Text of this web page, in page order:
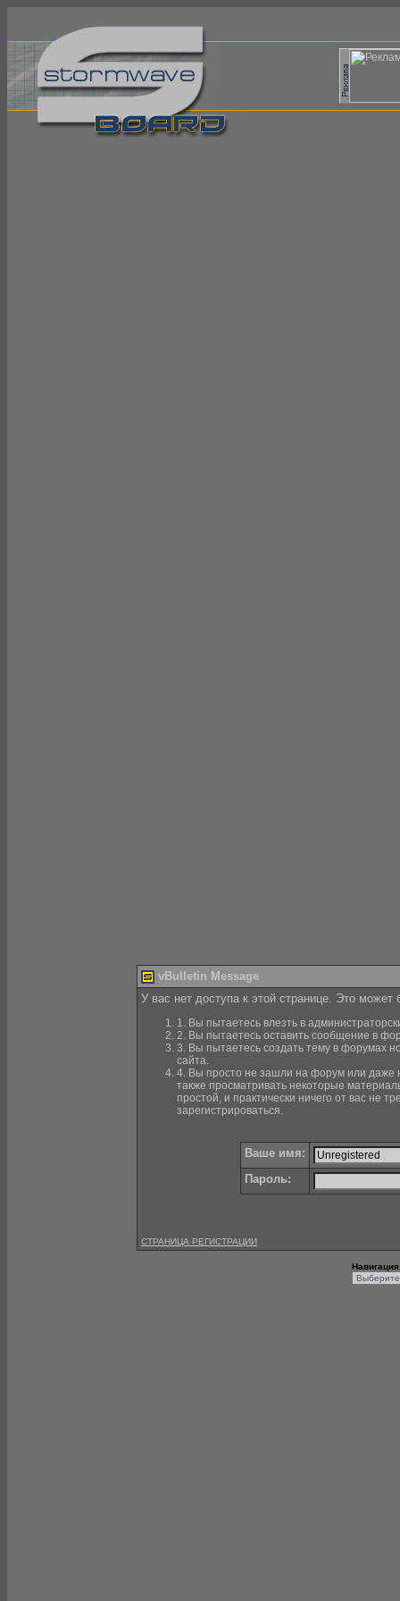
vBulletin Message
У вас нет доступа к этой странице. Это
1. Вы пытаетесь влезть в
2. Вы пытаетесь оставить сообщение в
3. Вы пытаетесь создать тему в форумах
сайта.
4. Вы просто не зашли на форум или даже
также просматривать некоторые
простой, и практически ничего от вас не
зарегистрироваться.
Ваше имя:
Пароль:
СТРАНИЦА РЕГИСТРАЦИИ